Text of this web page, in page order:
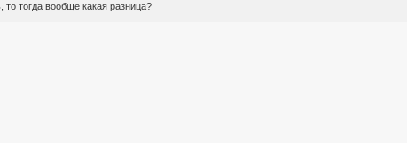
то тогда вообще какая разница?